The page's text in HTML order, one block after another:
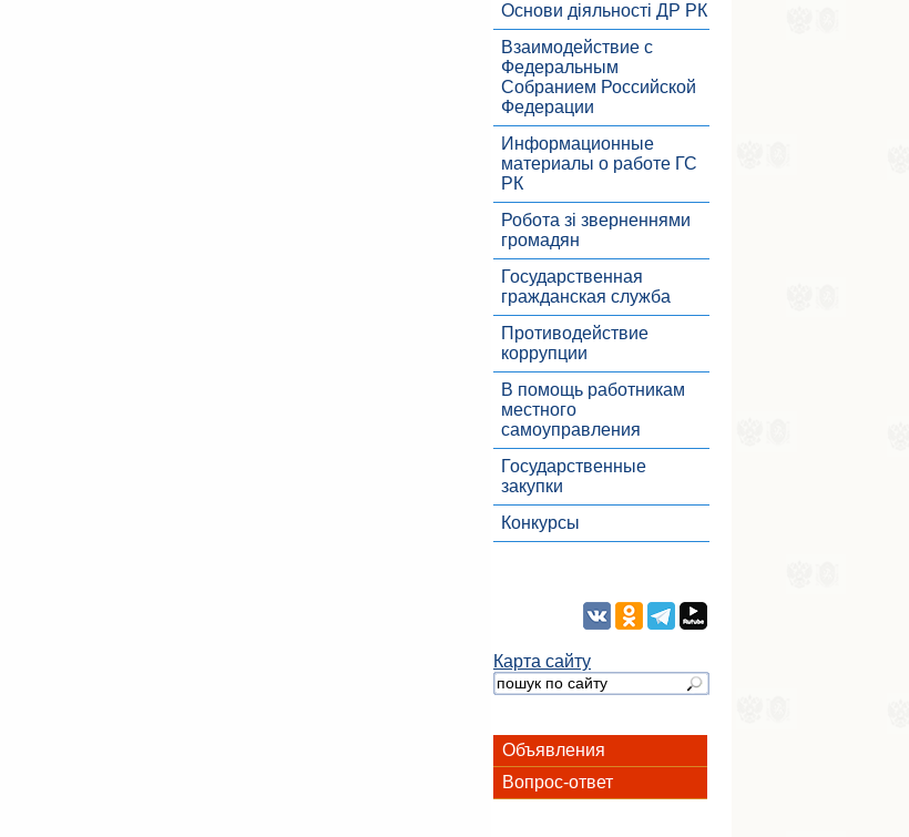
Основи діяльності ДР РК
Взаимодействие с
Федеральным
Собранием Российской
Федерации
Информационные
материалы о работе ГС
РК
Робота зі зверненнями
громадян
Государственная
гражданская служба
Противодействие
коррупции
В помощь работникам
местного
самоуправления
Государственные
закупки
Конкурсы
Карта сайту
Объявления
Вопрос-ответ